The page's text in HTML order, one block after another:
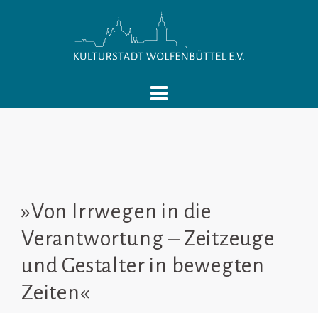
»Von Irrwegen in die
Verantwortung – Zeitzeuge
und Gestalter in bewegten
Zeiten«